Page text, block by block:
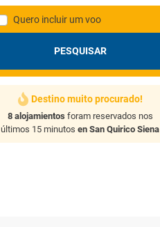
Quero incluir um voo
PESQUISAR
Destino muito procurado!
8 alojamientos foram reservados nos
últimos 15 minutosen San Quirico Siena